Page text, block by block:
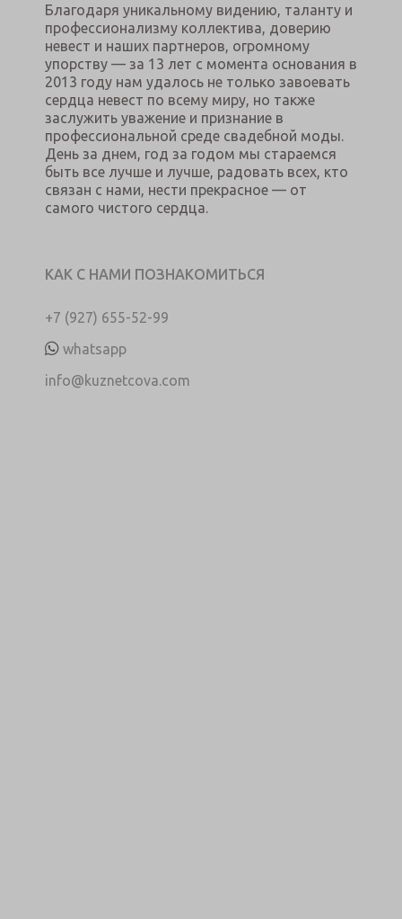
Благодаря уникальному видению, таланту и
профессионализму коллектива, доверию
невест и наших партнеров, огромному
упорству — за 13 лет с момента основания в
2013 году нам удалось не только завоевать
сердца невест по всему миру, но также
заслужить уважение и признание в
профессиональной среде свадебной моды.
День за днем, год за годом мы стараемся
быть все лучше и лучше, радовать всех, кто
связан с нами, нести прекрасное — от
самого чистого сердца.
КАК С НАМИ ПОЗНАКОМИТЬСЯ
+7 (927) 655-52-99
whatsapp
info@kuznetcova.com